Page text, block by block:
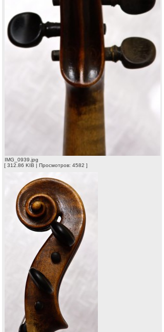
IMG_0939.jpg
[ 312.86 KIB | Просмотров: 4582 ]